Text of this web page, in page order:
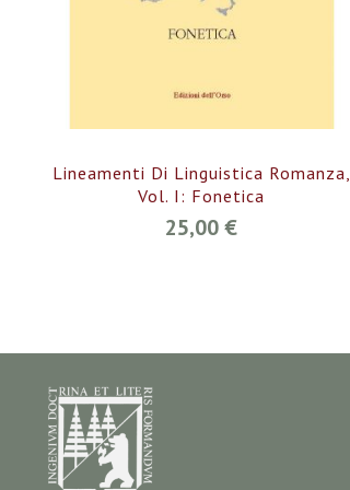
Lineamenti Di Linguistica Romanza,
Vol. I: Fonetica
25,00 €